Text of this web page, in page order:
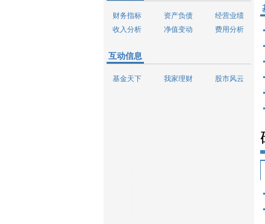
财务指标 资产负债
经营业绩
收入分析
净值变动 费用分析
互动信息
基金天下 我家理财 股市风云